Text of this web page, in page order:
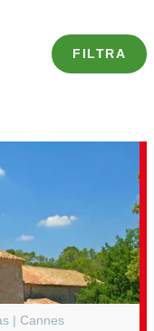
FILTRA
| Cannes